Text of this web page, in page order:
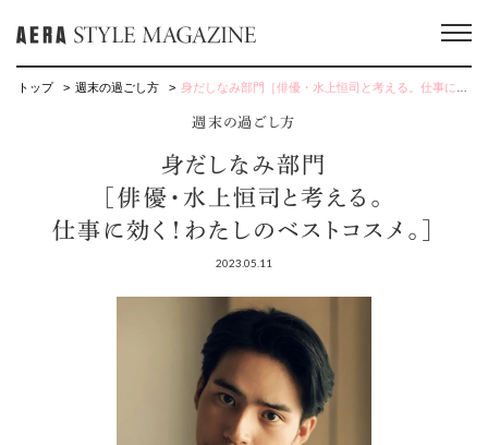
トップ 週末の過ごし方 身だしなみ部門［俳優・水上恒司と考える。仕事に効く！わたしのベストコスメ。］
週末の過ごし方
身だしなみ部門
［俳優・水上恒司と考える。
仕事に効く！わたしのベストコスメ。］
2023.05.11